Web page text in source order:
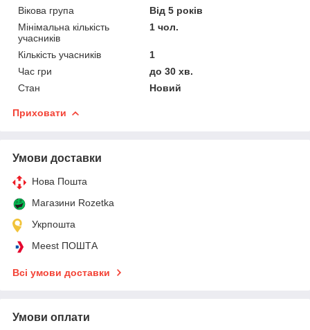
Вікова група
Від 5 років
Мінімальна кількість
учасників
1 чол.
Кількість учасників
1
Час гри
до 30 хв.
Стан
Новий
Приховати
Умови доставки
Нова Пошта
Магазини Rozetka
Укрпошта
Meest ПОШТА
Всі умови доставки
Умови оплати